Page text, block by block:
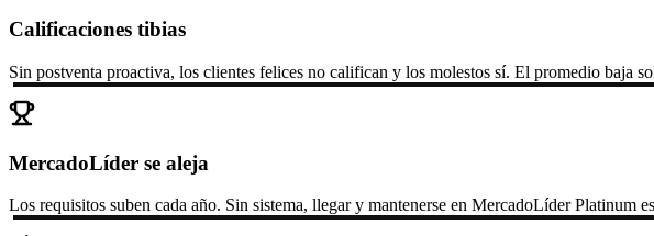
Calificaciones tibias
Sin postventa proactiva, los clientes felices no califican y los molestos sí. El promedio baja
MercadoLíder se aleja
Los requisitos suben cada año. Sin sistema, llegar y mantenerse en MercadoLíder Platinum